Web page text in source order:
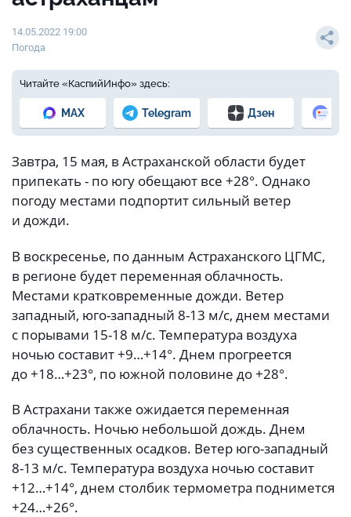
14.05.2022 19:00
Погода
Читайте «КаспийИнфо» здесь:
MAX Telegram Дзен
Завтра, 15 мая, в Астраханской области будет
припекать - по югу обещают все +28°. Однако
погоду местами подпортит сильный ветер
и дожди.
В воскресенье, по данным Астраханского ЦГМС,
в регионе будет переменная облачность.
Местами кратковременные дожди. Ветер
западный, юго-западный 8-13 м/с, днем местами
с порывами 15-18 м/с. Температура воздуха
ночью составит +9…+14°. Днем прогреется
до +18…+23°, по южной половине до +28°.
В Астрахани также ожидается переменная
облачность. Ночью небольшой дождь. Днем
без существенных осадков. Ветер юго-западный
8-13 м/с. Температура воздуха ночью составит
+12…+14°, днем столбик термометра поднимется
+24…+26°.